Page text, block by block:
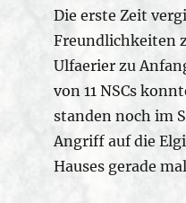
Die erste Zeit
Freundlichkeiten
Ulfaerier zu
von 11 NSCs
standen noch im
Angriff auf die
Hauses gerade